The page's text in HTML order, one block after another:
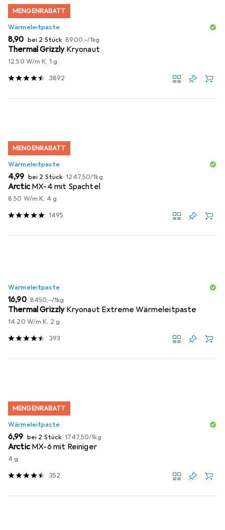
MENGENRABATT
Wärmeleitpaste
EUR
8,90 bei 2 Stück EUR
8900,–/1kg
Thermal Grizzly Kryonaut
12.50 W/m K, 1 g
3892
MENGENRABATT
Wärmeleitpaste
EUR
4,99 bei 2 Stück EUR
1247,50/1kg
Arctic MX-4 mit Spachtel
8.50 W/m K, 4 g
1495
Wärmeleitpaste
EUR
16,90 EUR
8450,–/1kg
Thermal Grizzly Kryonaut Extreme Wärmeleitpaste
14.20 W/m K, 2 g
393
MENGENRABATT
Wärmeleitpaste
EUR
6,99 bei 2 Stück EUR
1747,50/1kg
Arctic MX-6 mit Reiniger
4 g
352